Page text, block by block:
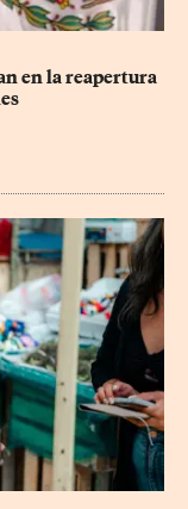
en la reapertura